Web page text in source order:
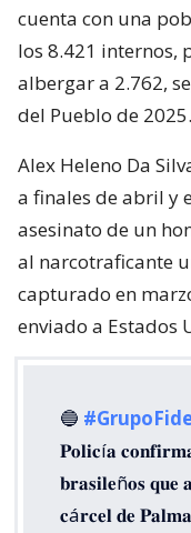
cuenta con una
los 8.421 internos,
albergar a 2.762,
del Pueblo de 2025.
Alex Heleno Da
a finales de abril y
asesinato de un
al narcotraficante
capturado en
enviado a Estados
🔵
𝐏𝐨𝐥𝐢𝐜í𝐚
𝐛𝐫𝐚𝐬𝐢𝐥𝐞ñ𝐨𝐬 𝐪𝐮𝐞
𝐜á𝐫𝐜𝐞𝐥 𝐝𝐞